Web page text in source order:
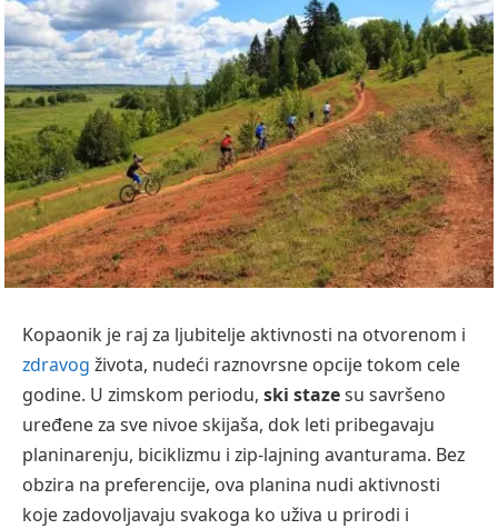
Kopaonik je raj za ljubitelje aktivnosti na otvorenom i
zdravog života, nudeći raznovrsne opcije tokom cele
godine. U zimskom periodu, ski stazesu savršeno
uređene za sve nivoe skijaša, dok leti pribegavaju
planinarenju, biciklizmu i zip-lajning avanturama. Bez
obzira na preferencije, ova planina nudi aktivnosti
koje zadovoljavaju svakoga ko uživa u prirodi i